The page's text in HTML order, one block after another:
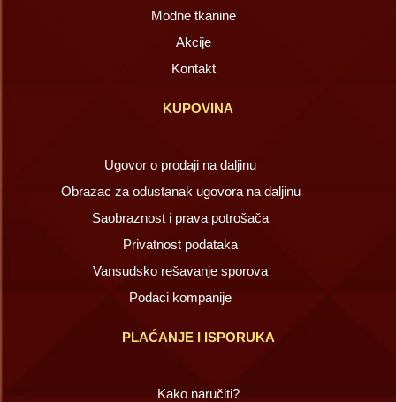
Modne tkanine
Akcije
Kontakt
KUPOVINA
Ugovor o prodaji na daljinu
Obrazac za odustanak ugovora na daljinu
Saobraznost i prava potrošača
Privatnost podataka
Vansudsko rešavanje sporova
Podaci kompanije
PLAĆANJE I ISPORUKA
Kako naručiti?